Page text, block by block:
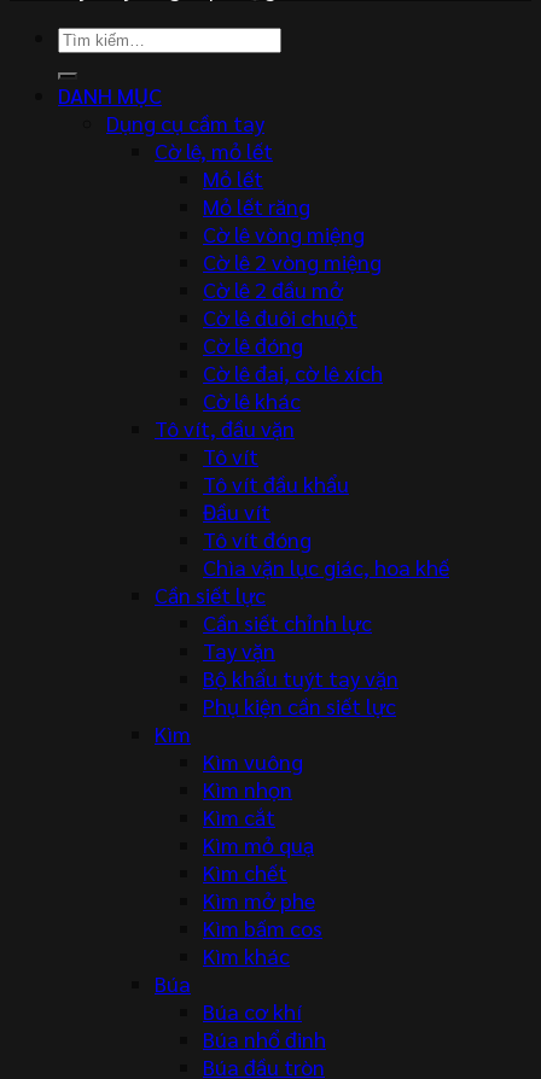
Tìm
DANH MỤC
Dụng cụ cầm tay
Cờ lê, mỏ lết
Mỏ lết
Mỏ lết răng
Cờ lê vòng miệng
Cờ lê 2 vòng miệng
Cờ lê 2 đầu mở
Cờ lê đuôi chuột
Cờ lê đóng
Cờ lê đai, cờ lê xích
Cờ lê khác
Tô vít, đầu vặn
Tô vít
Tô vít đầu khẩu
Đầu vít
Tô vít đóng
Chìa vặn lục giác, hoa khế
Cần siết lực
Cần siết chỉnh lực
Tay vặn
Bộ khẩu tuýt tay vặn
Phụ kiện cần siết lực
Kìm
Kìm vuông
Kìm nhọn
Kìm cắt
Kìm mỏ quạ
Kìm chết
Kìm mở phe
Kìm bấm cos
Kìm khác
Búa
Búa cơ khí
Búa nhổ đinh
Búa đầu tròn